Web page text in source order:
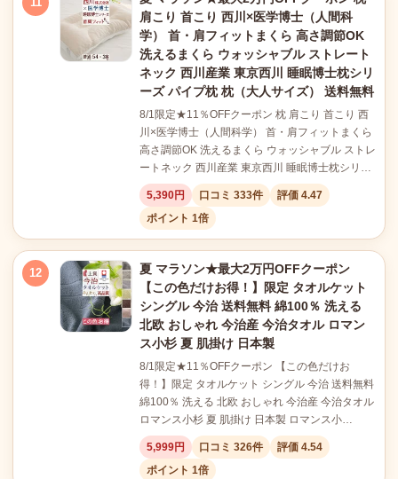
肩こり 首こり 西川×医学博士（人間科
学） 首・肩フィットまくら 高さ調節OK
洗えるまくら ウォッシャブル ストレート
ネック 西川産業 東京西川 睡眠博士枕シリ
ーズ パイプ枕 枕（大人サイズ） 送料無料
8/1限定★11％OFFクーポン 枕 肩こり 首こり 西
川×医学博士（人間科学） 首・肩フィットまくら
高さ調節OK 洗えるまくら ウォッシャブル ストレ
ートネック 西川産業 東京西川 睡眠博士枕シリ…
5,390円 口コミ 333件
評価 4.47
ポイント 1倍
12
夏 マラソン★最大2万円OFFクーポン
【この色だけお得！】限定 タオルケット
シングル 今治 送料無料 綿100％ 洗える
北欧 おしゃれ 今治産 今治タオル ロマン
ス小杉 夏 肌掛け 日本製
8/1限定★11％OFFクーポン 【この色だけお
得！】限定 タオルケット シングル 今治 送料無料
綿100％ 洗える 北欧 おしゃれ 今治産 今治タオル
ロマンス小杉 夏 肌掛け 日本製 ロマンス小…
5,999円 口コミ 326件
評価 4.54
ポイント 1倍